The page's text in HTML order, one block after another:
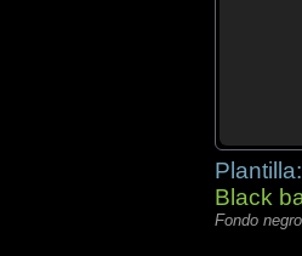
Plantilla:
Black
Fondo